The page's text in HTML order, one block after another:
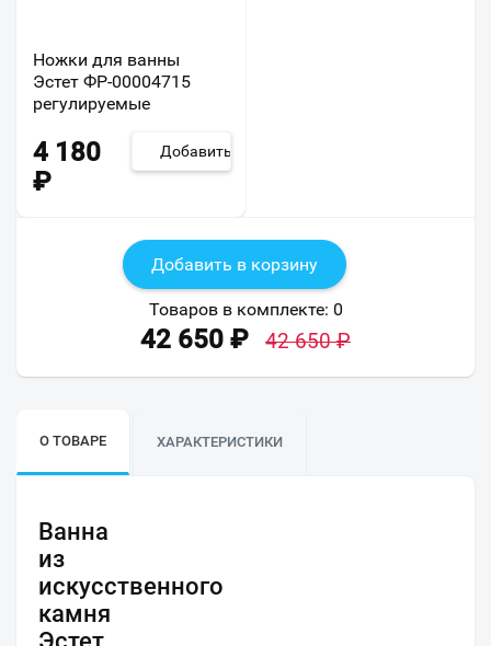
Ножки для ванны
Эстет ФР-00004715
регулируемые
4 180
₽
Добавить
Добавить в корзину
Товаров в комплекте: 0
42 650 ₽ 42 650₽
О ТОВАРЕ ХАРАКТЕРИСТИКИ
Ванна
из
искусственного
камня